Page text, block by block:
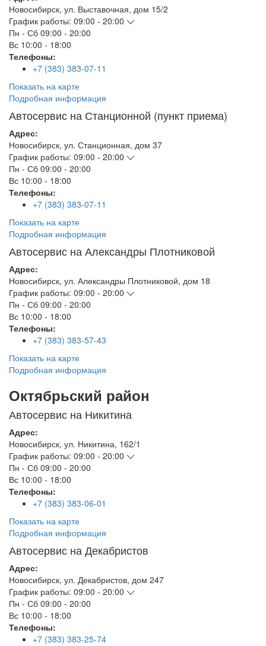
Новосибирск, ул. Выставочная, дом 15/2
График работы: 09:00 - 20:00
Пн - Сб 09:00 - 20:00
Вс 10:00 - 18:00
Телефоны:
+7 (383) 383-07-11
Показать на карте
Подробная информация
Автосервис на Станционной (пункт приема)
Адрес:
Новосибирск, ул. Станционная, дом 37
График работы: 09:00 - 20:00
Пн - Сб 09:00 - 20:00
Вс 10:00 - 18:00
Телефоны:
+7 (383) 383-07-11
Показать на карте
Подробная информация
Автосервис на Александры Плотниковой
Адрес:
Новосибирск, ул. Александры Плотниковой, дом 18
График работы: 09:00 - 20:00
Пн - Сб 09:00 - 20:00
Вс 10:00 - 18:00
Телефоны:
+7 (383) 383-57-43
Показать на карте
Подробная информация
Октябрьский район
Автосервис на Никитина
Адрес:
Новосибирск, ул. Никитина, 162/1
График работы: 09:00 - 20:00
Пн - Сб 09:00 - 20:00
Вс 10:00 - 18:00
Телефоны:
+7 (383) 383-06-01
Показать на карте
Подробная информация
Автосервис на Декабристов
Адрес:
Новосибирск, ул. Декабристов, дом 247
График работы: 09:00 - 20:00
Пн - Сб 09:00 - 20:00
Вс 10:00 - 18:00
Телефоны:
+7 (383) 383-25-74